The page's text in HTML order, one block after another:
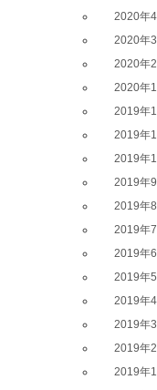
2020年
2020年
2020年
2020年
2019年
2019年
2019年
2019年
2019年
2019年
2019年
2019年
2019年
2019年
2019年
2019年